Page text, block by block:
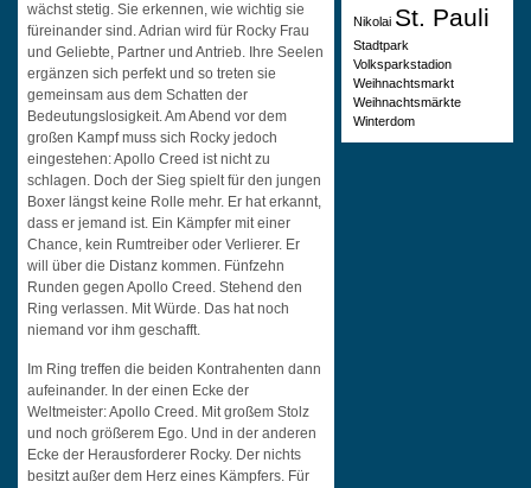
wächst stetig. Sie erkennen, wie wichtig sie
füreinander sind. Adrian wird für Rocky Frau
und Geliebte, Partner und Antrieb. Ihre Seelen
ergänzen sich perfekt und so treten sie
gemeinsam aus dem Schatten der
Bedeutungslosigkeit. Am Abend vor dem
großen Kampf muss sich Rocky jedoch
eingestehen: Apollo Creed ist nicht zu
schlagen. Doch der Sieg spielt für den jungen
Boxer längst keine Rolle mehr. Er hat erkannt,
dass er jemand ist. Ein Kämpfer mit einer
Chance, kein Rumtreiber oder Verlierer. Er
will über die Distanz kommen. Fünfzehn
Runden gegen Apollo Creed. Stehend den
Ring verlassen. Mit Würde. Das hat noch
niemand vor ihm geschafft.
Im Ring treffen die beiden Kontrahenten dann
aufeinander. In der einen Ecke der
Weltmeister: Apollo Creed. Mit großem Stolz
und noch größerem Ego. Und in der anderen
Ecke der Herausforderer Rocky. Der nichts
besitzt außer dem Herz eines Kämpfers. Für
Nikolai St. Pauli
Stadtpark
Volksparkstadion
Weihnachtsmarkt
Weihnachtsmärkte
Winterdom